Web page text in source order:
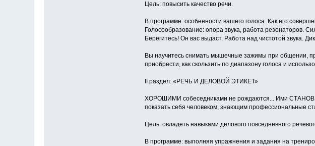
Цель: повысить качество речи.
В программе: особенности вашего голоса. Как его
Голосообразование: опора звука, работа резонаторов.
Берегитесь! Он вас выдаст. Работа над чистотой звука.
Вы научитесь снимать мышечные зажимы при общении,
приобрести, как скользить по диапазону голоса и
II раздел: «РЕЧЬ И ДЕЛОВОЙ ЭТИКЕТ»
ХОРОШИМИ собеседниками не рождаются... Ими
показать себя человеком, знающим профессиональные
Цель: овладеть навыками делового повседневного
В программе: выполняя упражнения и задания на